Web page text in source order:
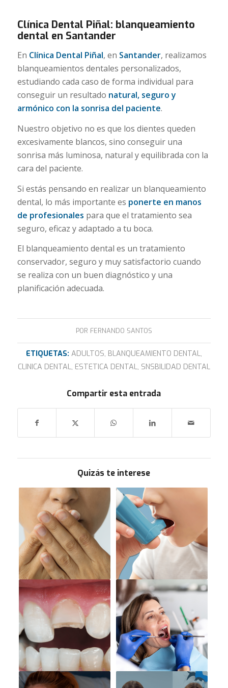
Clínica Dental Piñal: blanqueamiento
dental en Santander
En Clínica Dental Piñal, en Santander, realizamos
blanqueamientos dentales personalizados,
estudiando cada caso de forma individual para
conseguir un resultado natural, seguro y
armónico con la sonrisa del paciente.
Nuestro objetivo no es que los dientes queden
excesivamente blancos, sino conseguir una
sonrisa más luminosa, natural y equilibrada con la
cara del paciente.
Si estás pensando en realizar un blanqueamiento
dental, lo más importante es ponerte en manos
de profesionales para que el tratamiento sea
seguro, eficaz y adaptado a tu boca.
El blanqueamiento dental es un tratamiento
conservador, seguro y muy satisfactorio cuando
se realiza con un buen diagnóstico y una
planificación adecuada.
POR FERNANDO SANTOS
ETIQUETAS: ADULTOS, BLANQUEAMIENTO DENTAL,
CLINICA DENTAL, ESTETICA DENTAL, SNSBILIDAD DENTAL
Compartir esta entrada
Quizás te interese